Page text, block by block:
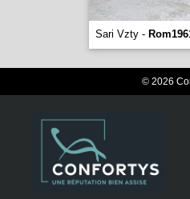
Sari Vzty -
© 2026